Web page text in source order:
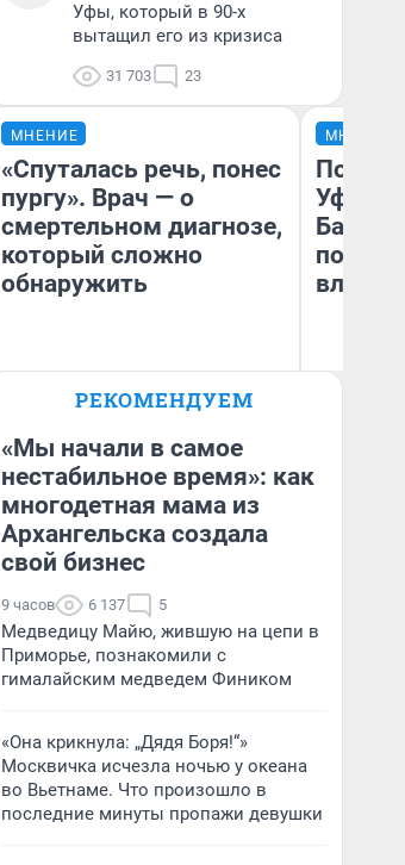
Уфы, который в 90-х
вытащил его из кризиса
31 703 23
МНЕНИЕ
«Спуталась речь, понес
пургу». Врач — о
смертельном диагнозе,
который сложно
обнаружить
Главврач клиники
Волковой»
МНЕНИЕ
Уфы:
РЕКОМЕНДУЕМ
«Мы начали в самое
нестабильное время»: как
многодетная мама из
Архангельска создала
свой бизнес
9 часов 6 137 5
Медведицу Майю, жившую на цепи в
Приморье, познакомили с
гималайским медведем Фиником
«Она крикнула: „Дядя Боря!“»
Москвичка исчезла ночью у океана
во Вьетнаме. Что произошло в
последние минуты пропажи девушки